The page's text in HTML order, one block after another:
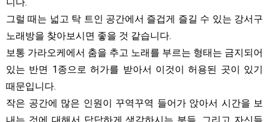
니다.
그럴 때는 넓고 탁 트인 공간에서 즐겁게 즐길 수 있는 강서구
노래방을 찾아보시면 좋을 것 같습니다.
보통 가라오케에서 춤을 추고 노래를 부르는 형태는 금지되어
있는 반면 1종으로 허가를 받아서 이것이 허용된 곳이 있기
때문입니다.
작은 공간에 많은 인원이 꾸역꾸역 들어가 앉아서 시간을 보